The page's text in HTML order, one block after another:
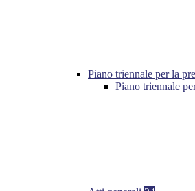
Piano triennale per la
Piano triennale